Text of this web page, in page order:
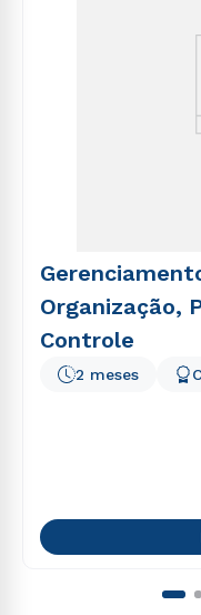
Organização,
Controle
2 meses